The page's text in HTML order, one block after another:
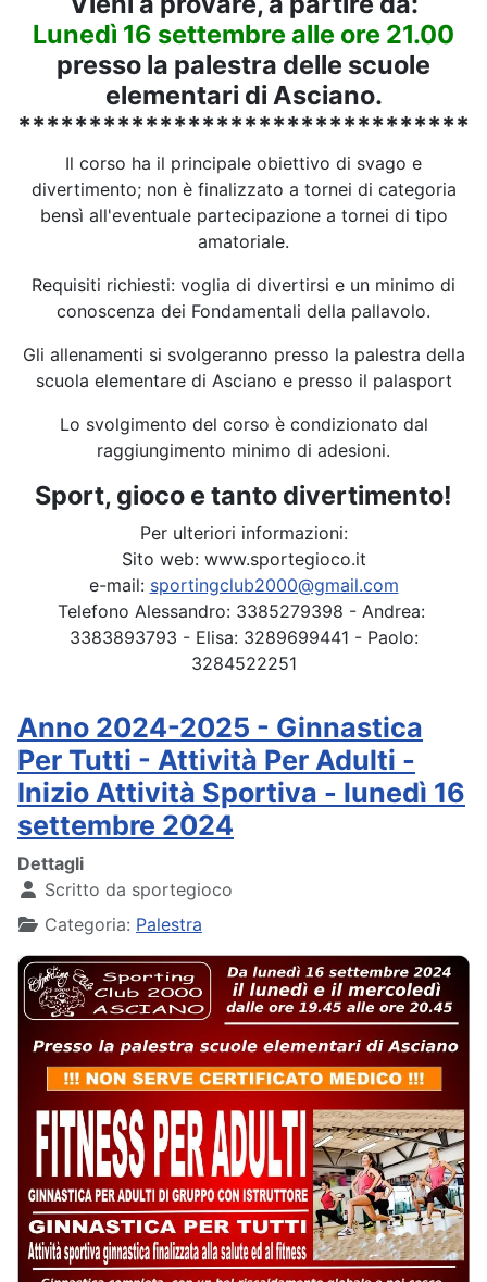
Lunedì 16 settembre alle ore 21.00
presso la palestra delle scuole
elementari di Asciano.
*********************************
Il corso ha il principale obiettivo di svago e
divertimento; non è finalizzato a tornei di categoria
bensì all'eventuale partecipazione a tornei di tipo
amatoriale.
Requisiti richiesti: voglia di divertirsi e un minimo di
conoscenza dei Fondamentali della pallavolo.
Gli allenamenti si svolgeranno presso la palestra della
scuola elementare di Asciano e presso il palasport
Lo svolgimento del corso è condizionato dal
raggiungimento minimo di adesioni.
Sport, gioco e tanto divertimento!
Per ulteriori informazioni:
Sito web: www.sportegioco.it
e-mail: sportingclub2000@gmail.com
Telefono Alessandro: 3385279398 - Andrea:
3383893793 - Elisa: 3289699441 - Paolo:
3284522251
Anno 2024-2025 - Ginnastica
Per Tutti - Attività Per Adulti -
Inizio Attività Sportiva - lunedì 16
settembre 2024
Dettagli
Scritto da sportegioco
Categoria: Palestra